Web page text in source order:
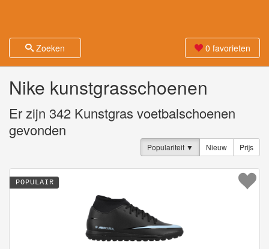
0 favorieten
Zoeken
Nike kunstgrasschoenen
Er zijn 342 Kunstgras voetbalschoenen
gevonden
Populariteit Nieuw Prijs
POPULAIR